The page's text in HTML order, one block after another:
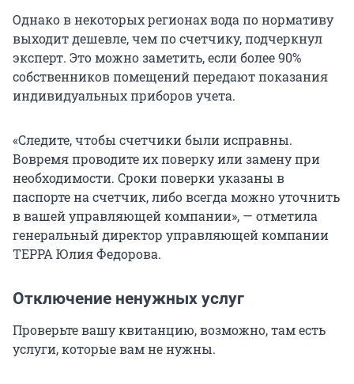
Однако в некоторых регионах вода по нормативу
выходит дешевле, чем по счетчику, подчеркнул
эксперт. Это можно заметить, если более 90%
собственников помещений передают показания
индивидуальных приборов учета.
«Следите, чтобы счетчики были исправны.
Вовремя проводите их поверку или замену при
необходимости. Сроки поверки указаны в
паспорте на счетчик, либо всегда можно уточнить
в вашей управляющей компании», — отметила
генеральный директор управляющей компании
ТЕРРА Юлия Федорова.
Отключение ненужных услуг
Проверьте вашу квитанцию, возможно, там есть
услуги, которые вам не нужны.